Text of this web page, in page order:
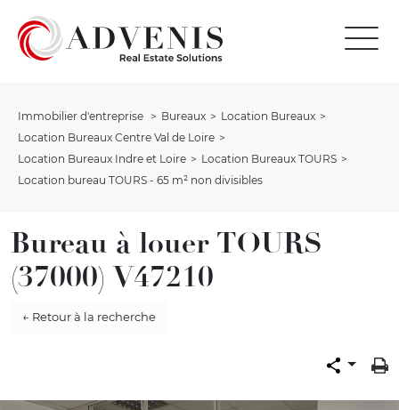
Immobilier d'entreprise Bureaux
Location Bureaux
Location Bureaux Centre Val de Loire
Location Bureaux Indre et Loire
Location Bureaux TOURS
Location bureau TOURS - 65 m² non divisibles
Bureau à louer TOURS
(37000) V47210
← Retour à la recherche